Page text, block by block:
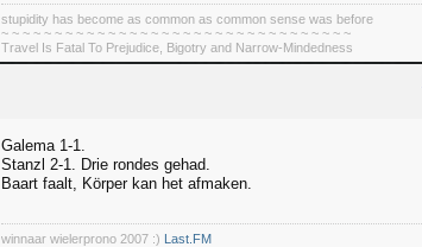
stupidity has become as common as common sense was before
~ ~ ~ ~ ~ ~ ~ ~ ~ ~ ~ ~ ~ ~ ~ ~ ~ ~ ~ ~ ~ ~ ~ ~ ~ ~ ~ ~ ~ ~ ~ ~ ~
Travel Is Fatal To Prejudice, Bigotry and Narrow-Mindedness
Galema 1-1.
Stanzl 2-1. Drie rondes gehad.
Baart faalt, Körper kan het afmaken.
winnaar wielerprono 2007 :) Last.FM